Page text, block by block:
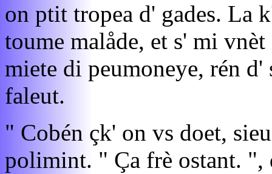
on ptit tropea d' gades. La
toume malåde, et s' mi
miete di peumoneye, rén
faleut.
" Cobén çk' on vs doet,
polimint. " Ça frè ostant. ",